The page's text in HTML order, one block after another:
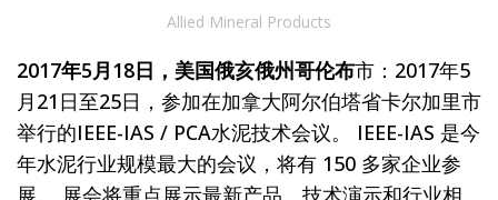
Allied Mineral Products
2017年5月18日，美国俄亥俄州哥伦布市：2017年5
月21日至25日，参加在加拿大阿尔伯塔省卡尔加里市
举行的IEEE-IAS / PCA水泥技术会议。 IEEE-IAS 是今
年水泥行业规模最大的会议，将有 150 多家企业参
展。 展会将重点展示最新产品、技术演示和行业相